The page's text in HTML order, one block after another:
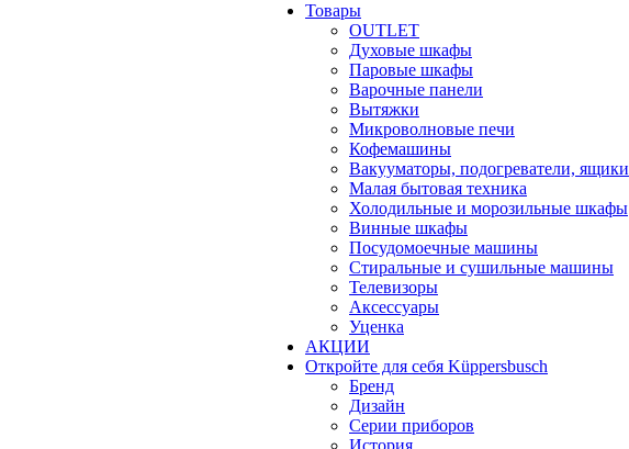
Товары
OUTLET
Духовые шкафы
Паровые шкафы
Варочные панели
Вытяжки
Микроволновые печи
Кофемашины
Вакууматоры, подогреватели, ящики
Малая бытовая техника
Холодильные и морозильные шкафы
Винные шкафы
Посудомоечные машины
Стиральные и сушильные машины
Телевизоры
Аксессуары
Уценка
АКЦИИ
Откройте для себя Küppersbusch
Бренд
Дизайн
Серии приборов
История